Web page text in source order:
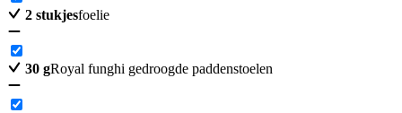
2 stukjesfoelie
30 gRoyal funghi gedroogde paddenstoelen